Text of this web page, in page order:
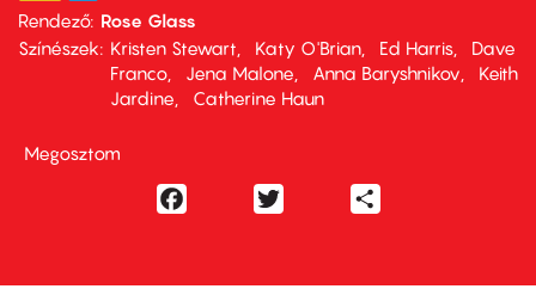
Rendező Rose Glass
Színészek
Kristen Stewart Katy O'Brian Ed Harris
Dave
Franco
Jena Malone Anna Baryshnikov
Keith
Jardine
Catherine Haun
Megosztom
Facebook